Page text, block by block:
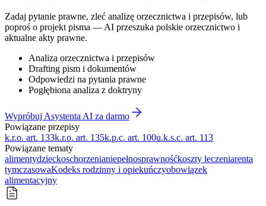
Zadaj pytanie prawne, zleć analizę orzecznictwa i przepisów, lub
poproś o projekt pisma — AI przeszuka polskie orzecznictwo i
aktualne akty prawne.
Analiza orzecznictwa i przepisów
Drafting pism i dokumentów
Odpowiedzi na pytania prawne
Pogłębiona analiza z doktryny
Wypróbuj Asystenta AI za darmo
Powiązane przepisy
k.r.o. art. 133k.r.o. art. 135k.p.c. art. 100u.k.s.c. art. 113
Powiązane tematy
alimentydzieckoschorzenianiepełnosprawnośćkoszty leczeniarenta
tymczasowaKodeks rodzinny i opiekuńczyobowiązek
alimentacyjny